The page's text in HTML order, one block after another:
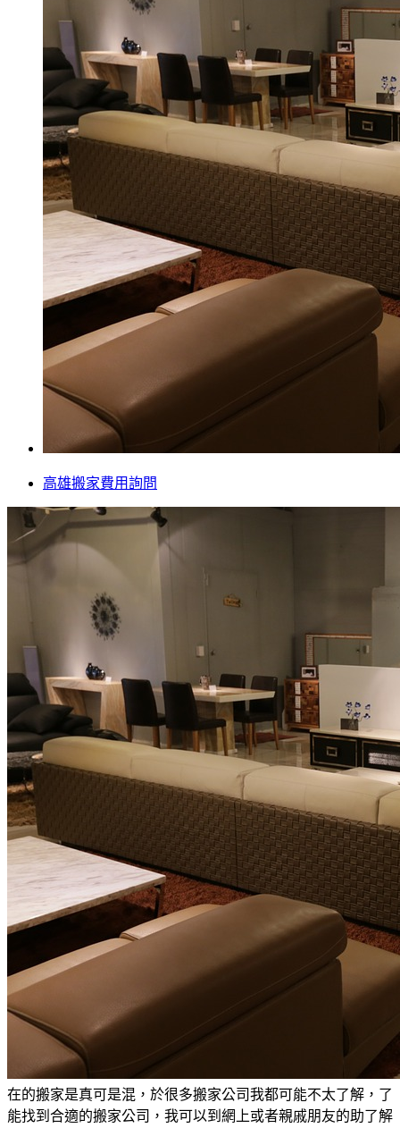
高雄搬家費用詢問
在的搬家是真可是混，於很多搬家公司我都可能不太了解，了
能找到合適的搬家公司，我可以到網上或者親戚朋友的助了解